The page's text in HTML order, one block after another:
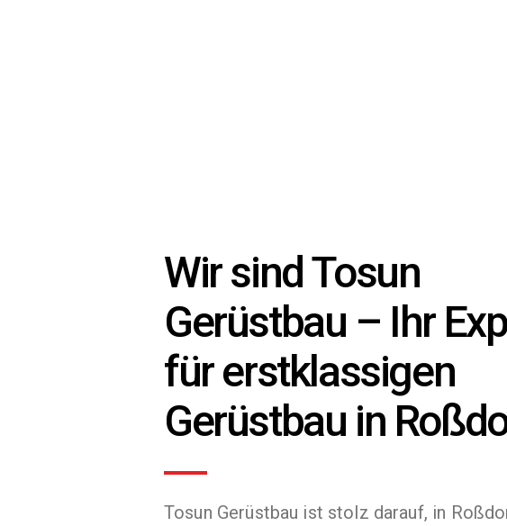
Wir sind Tosun
Gerüstbau – Ihr
für erstklassigen
Gerüstbau in
Tosun Gerüstbau ist stolz darauf, in